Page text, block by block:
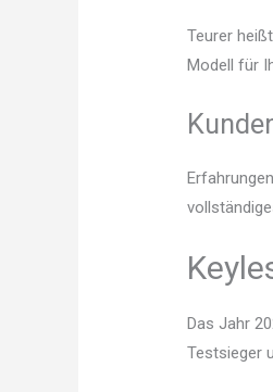
Teurer
Modell für
Das Jahr
Testsieger